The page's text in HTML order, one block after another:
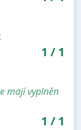
1 / 1
mají vyplněn
1 / 1